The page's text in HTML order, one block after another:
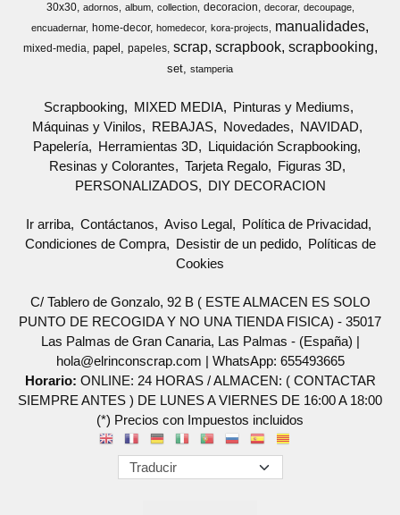
30x30 adornos album collection decoracion decorar
decoupage
encuadernar
home-decor homedecor kora-projects manualidades
mixed-media papel papeles scrap scrapbook scrapbooking
set stamperia
Scrapbooking MIXED MEDIA
Pinturas y Mediums
Máquinas y Vinilos
REBAJAS Novedades
NAVIDAD
Papelería
Herramientas 3D
Liquidación Scrapbooking
Resinas y Colorantes
Tarjeta Regalo
Figuras 3D
PERSONALIZADOS
DIY DECORACION
Ir arriba Contáctanos Aviso Legal
Política de Privacidad
Condiciones de Compra
Desistir de un pedido
Políticas de
Cookies
C/ Tablero de Gonzalo, 92 B ( ESTE ALMACEN ES SOLO
PUNTO DE RECOGIDA Y NO UNA TIENDA FISICA) - 35017
Las Palmas de Gran Canaria, Las Palmas - (España) |
hola@elrinconscrap.com | WhatsApp: 655493665
Horario: ONLINE: 24 HORAS / ALMACEN: ( CONTACTAR
SIEMPRE ANTES ) DE LUNES A VIERNES DE 16:00 A 18:00
(*) Precios con Impuestos incluidos